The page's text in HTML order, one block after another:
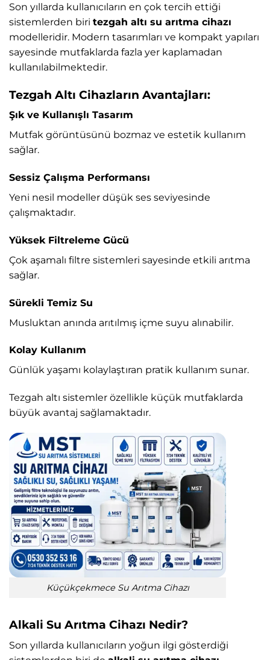
Son yıllarda kullanıcıların en çok tercih ettiği
sistemlerden biri tezgah altı su arıtma cihazı
modelleridir. Modern tasarımları ve kompakt yapıları
sayesinde mutfaklarda fazla yer kaplamadan
kullanılabilmektedir.
Tezgah Altı Cihazların Avantajları:
Şık ve Kullanışlı Tasarım
Mutfak görüntüsünü bozmaz ve estetik kullanım
sağlar.
Sessiz Çalışma Performansı
Yeni nesil modeller düşük ses seviyesinde
çalışmaktadır.
Yüksek Filtreleme Gücü
Çok aşamalı filtre sistemleri sayesinde etkili arıtma
sağlar.
Sürekli Temiz Su
Musluktan anında arıtılmış içme suyu alınabilir.
Kolay Kullanım
Günlük yaşamı kolaylaştıran pratik kullanım sunar.
Tezgah altı sistemler özellikle küçük mutfaklarda
büyük avantaj sağlamaktadır.
Küçükçekmece Su Arıtma Cihazı
Alkali Su Arıtma Cihazı Nedir?
Son yıllarda kullanıcıların yoğun ilgi gösterdiği